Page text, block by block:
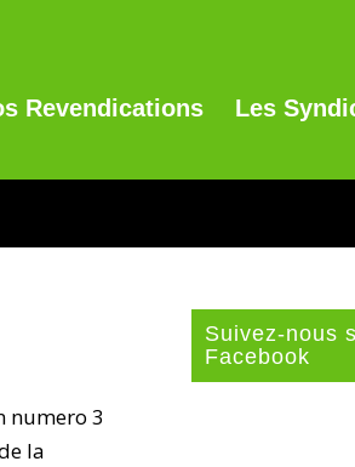
Revendications Les
numero 3
la
Suivez-nous
Facebook